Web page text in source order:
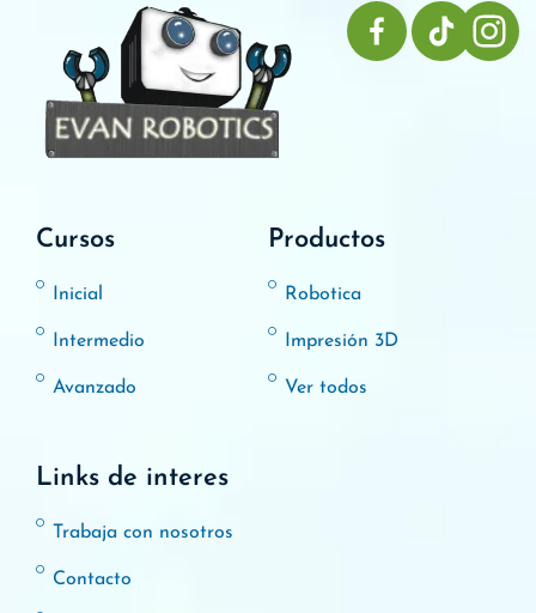
Cursos
Inicial
Intermedio
Avanzado
Productos
Robotica
Impresión 3D
Ver todos
Links de interes
Trabaja con nosotros
Contacto